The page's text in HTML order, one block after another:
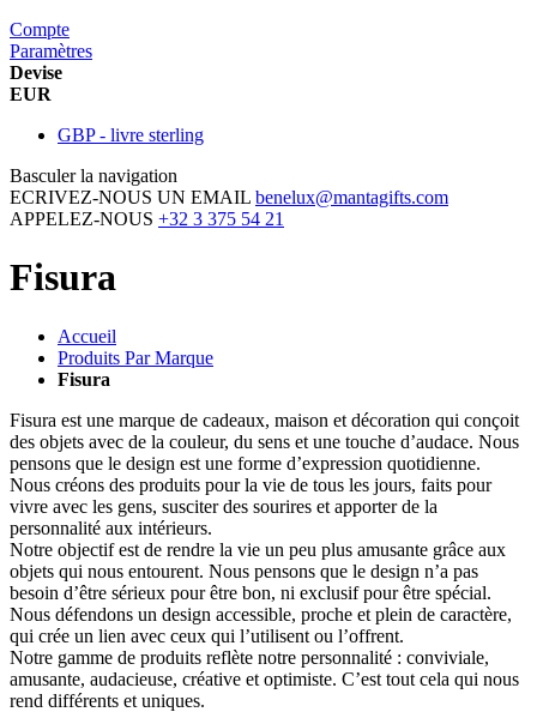
Compte
Paramètres
Devise
EUR
GBP - livre sterling
Basculer la navigation
ECRIVEZ-NOUS UN EMAIL benelux@mantagifts.com
APPELEZ-NOUS +32 3 375 54 21
Fisura
Accueil
Produits Par Marque
Fisura
Fisura est une marque de cadeaux, maison et décoration qui conçoit
des objets avec de la couleur, du sens et une touche d’audace. Nous
pensons que le design est une forme d’expression quotidienne.
Nous créons des produits pour la vie de tous les jours, faits pour
vivre avec les gens, susciter des sourires et apporter de la
personnalité aux intérieurs.
Notre objectif est de rendre la vie un peu plus amusante grâce aux
objets qui nous entourent. Nous pensons que le design n’a pas
besoin d’être sérieux pour être bon, ni exclusif pour être spécial.
Nous défendons un design accessible, proche et plein de caractère,
qui crée un lien avec ceux qui l’utilisent ou l’offrent.
Notre gamme de produits reflète notre personnalité : conviviale,
amusante, audacieuse, créative et optimiste. C’est tout cela qui nous
rend différents et uniques.